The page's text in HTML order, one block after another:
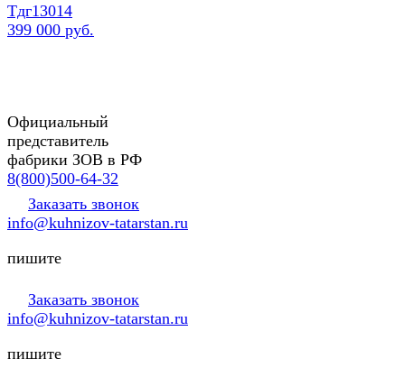
Тдг13014
399 000 руб.
Официальный
представитель
фабрики ЗОВ в РФ
8(800)500-64-32
Заказать звонок
info@kuhnizov-tatarstan.ru
пишите
Заказать звонок
info@kuhnizov-tatarstan.ru
пишите